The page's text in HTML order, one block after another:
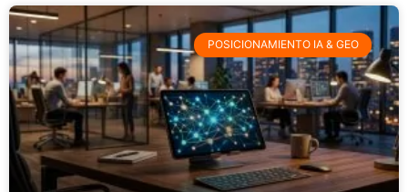
POSICIONAMIENTO IA & GEO